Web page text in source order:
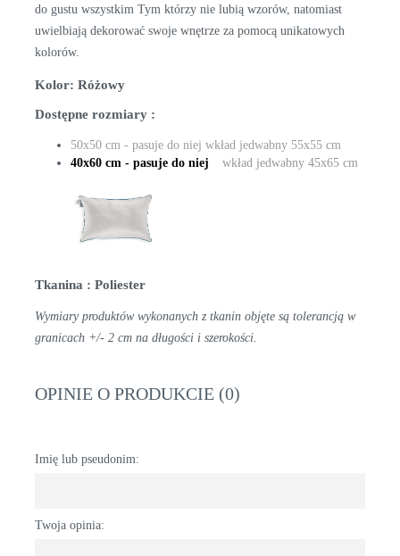
do gustu wszystkim Tym którzy nie lubią wzorów, natomiast
uwielbiają dekorować swoje wnętrze za pomocą unikatowych
kolorów.
Kolor: Różowy
Dostępne rozmiary :
50x50 cm - pasuje do niej wkład jedwabny 55x55 cm
40x60 cm - pasuje do niej
wkład jedwabny 45x65 cm
Tkanina : Poliester
Wymiary produktów wykonanych z tkanin objęte są tolerancją w
granicach +/- 2 cm na długości i szerokości.
OPINIE O PRODUKCIE (0)
Imię lub pseudonim:
Twoja opinia: